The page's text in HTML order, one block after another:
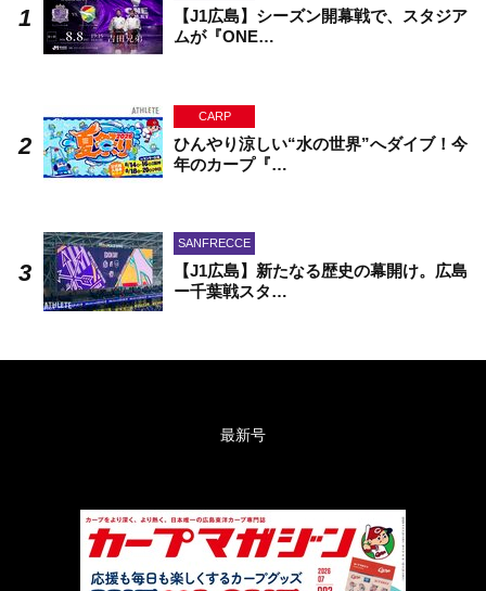
【J1広島】シーズン開幕戦で、スタジア
ムが『ONE…
CARP
ひんやり涼しい“水の世界”へダイブ！今
年のカープ『…
SANFRECCE
【J1広島】新たなる歴史の幕開け。広島
ー千葉戦スタ…
最新号